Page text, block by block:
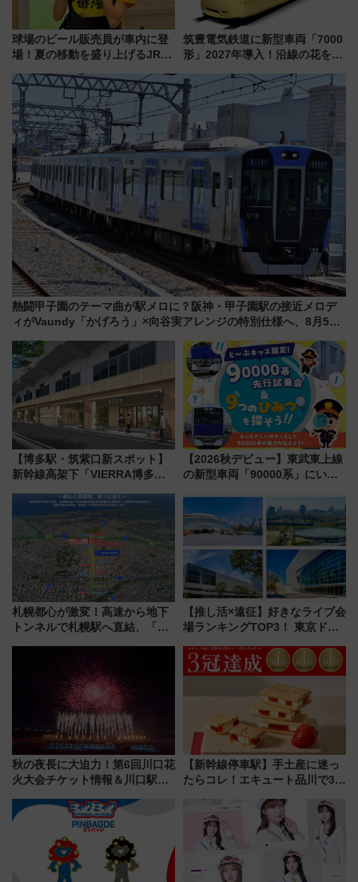
球場のビール販売員が車内に登
場！夏の移動を盛り上げるJR九
月7日限定 ソフトバンクホーク
スとコラボ
筑豊電気鉄道に新型車両「7000
形」2027年導入！沿線の花をイ
内は落ち着いたゆとりある空間
に
熱闘甲子園のテーマ曲が駅メロに？阪神・甲子園駅の接近メロデ
ィがVaundy「かげろう」×向谷実アレンジの特別仕様へ、8月5日
【博多駅・筑紫口新スポット】
新幹線高架下「VIERRA博多テ
など注目の全6店舗 「博多活憩
通り」も一新
【2026秋デビュー】東武東上線
の新型車両「90000系」にいち
向け先行試乗会でキッズアンバ
サダーになろう
札幌都心が激変！高速から地下
トンネルで札幌駅へ直結、「創
から本格着工、延長4.8km整備
【推し活×遠征】好きなライブ会
場ランキングTOP3！ 東京ドー
由と交通アクセス術、ライブ会
場に何を求める？
秋の夜長に大迫力！第6回川口花
火大会チケット情報＆川口駅か
【新幹線停車駅】手土産に迷っ
たらコレ！エキュート品川で3年
産スイーツとは？